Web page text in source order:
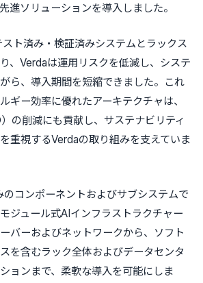
進ソリューションを導入しました。
ト済み・検証済みシステムとラックス
、Verdaは運用リスクを低減し、システ
ら、導入期間を短縮できました。これ
ギー効率に優れたアーキテクチャは、
の削減にも貢献し、サステナビリティ
重視するVerdaの取り組みを支えていま
のコンポーネントおよびサブシステムで
ジュール式AIインフラストラクチャー
バーおよびネットワークから、ソフト
を含むラック全体およびデータセンタ
ョンまで、柔軟な導入を可能にしま